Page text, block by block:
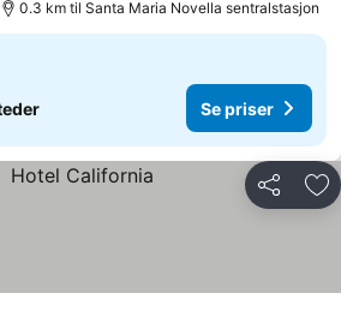
0.3 km til Santa Maria Novella sentralstasjon
Se priser
Del